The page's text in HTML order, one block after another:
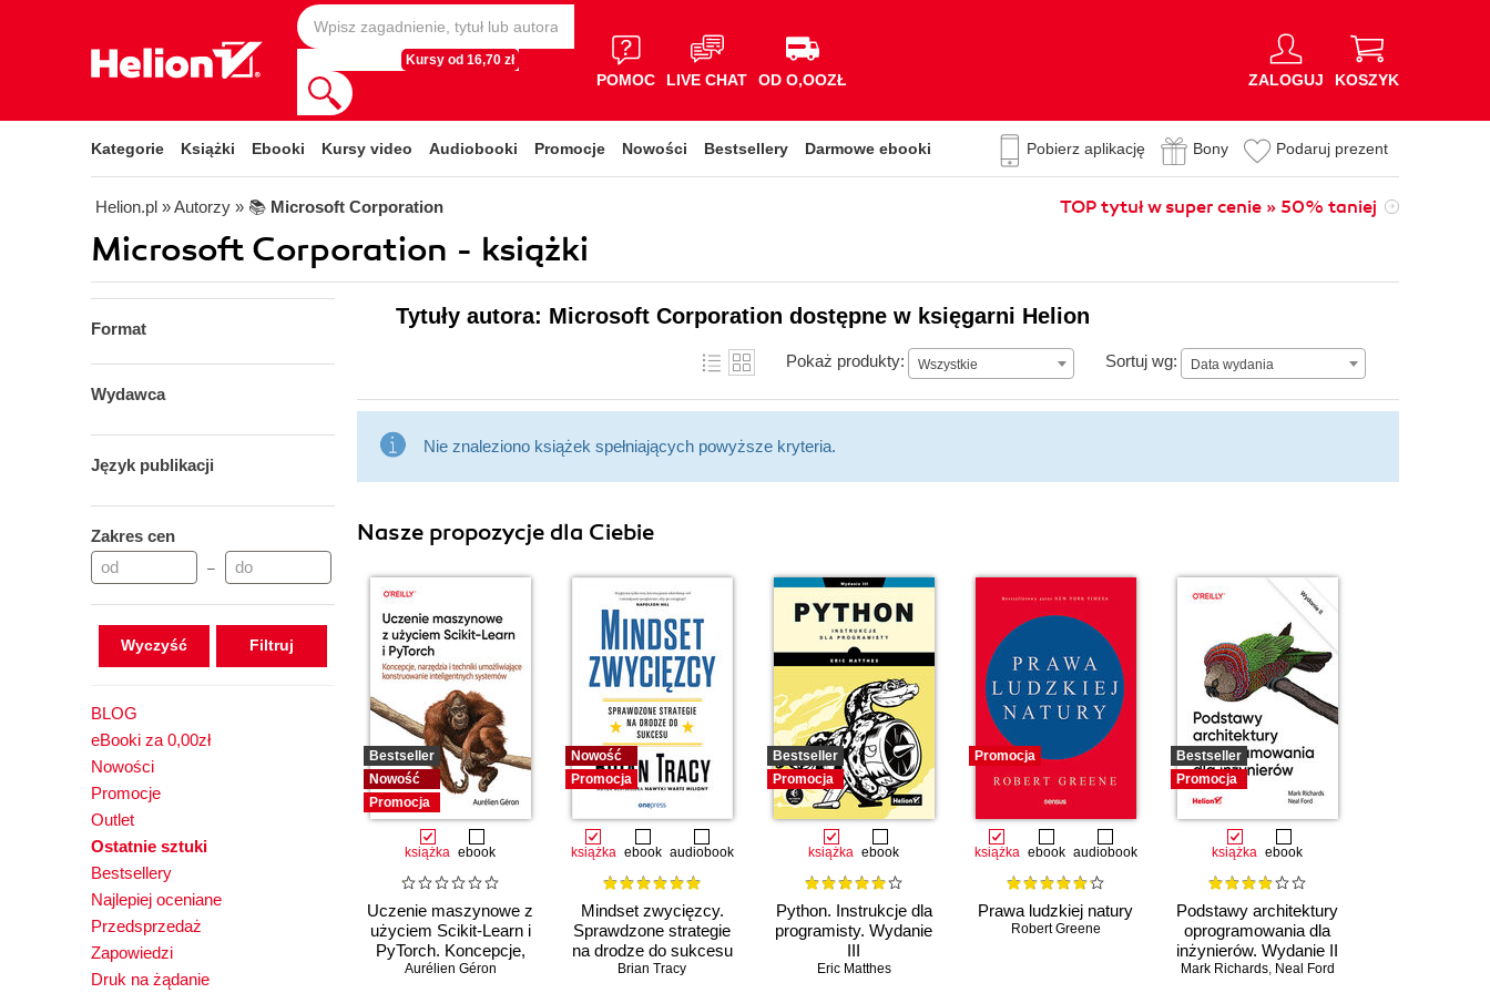
Kursy od 16,70 zł
POMOC LIVE CHAT OD O,OOZŁ ZALOGUJ KOSZYK
Kategorie Książki Ebooki Kursy video Audiobooki Promocje Nowości Bestsellery Darmowe ebooki Pobierz aplikację Bony Podaruj prezent
Helion.pl » Autorzy » 📚 Microsoft Corporation TOP tytuł w super cenie » 50% taniej
Microsoft Corporation - książki
Format
Wydawca
Język publikacji
Zakres cen
–
Wyczyść
BLOG
eBooki za 0,00zł
Nowości
Promocje
Outlet
Ostatnie sztuki
Bestsellery
Najlepiej oceniane
Przedsprzedaż
Zapowiedzi
Druk na żądanie
Tytuły autora: Microsoft Corporation dostępne w księgarni Helion
Pokaż produkty: Wszystkie Sortuj wg: Data wydania
Data wydania
Nie znaleziono książek spełniających powyższe kryteria.
Nasze propozycje dla Ciebie
Bestseller
Nowość
Promocja
książka ebook
Uczenie maszynowe z
użyciem Scikit-Learn i
PyTorch. Koncepcje,
narzędzia i techniki
Aurélien Géron
Nowość
Promocja
książka ebook audiobook
Mindset zwycięzcy.
Sprawdzone strategie
na drodze do sukcesu
Brian Tracy
Bestseller
Promocja
książka ebook
Python. Instrukcje dla
programisty. Wydanie
III
Eric Matthes
Promocja
książka ebook audiobook
Prawa ludzkiej natury
Robert Greene
Bestseller
Promocja
książka ebook
Podstawy architektury
oprogramowania dla
inżynierów. Wydanie II
Mark Richards, Neal Ford